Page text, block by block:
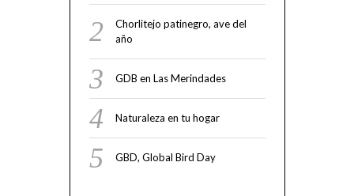
Chorlitejo patinegro, ave del
año
GDB en Las Merindades
Naturaleza en tu hogar
GBD, Global Bird Day